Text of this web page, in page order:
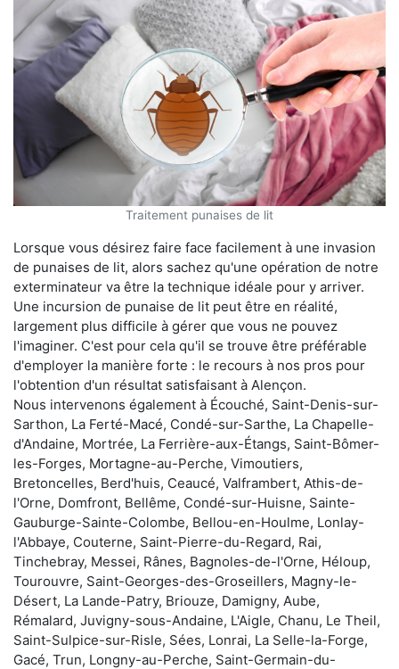
Traitement punaises de lit
Lorsque vous désirez faire face facilement à une invasion
de punaises de lit, alors sachez qu'une opération de notre
exterminateur va être la technique idéale pour y arriver.
Une incursion de punaise de lit peut être en réalité,
largement plus difficile à gérer que vous ne pouvez
l'imaginer. C'est pour cela qu'il se trouve être préférable
d'employer la manière forte : le recours à nos pros pour
l'obtention d'un résultat satisfaisant à Alençon.
Nous intervenons également à Écouché, Saint-Denis-sur-
Sarthon, La Ferté-Macé, Condé-sur-Sarthe, La Chapelle-
d'Andaine, Mortrée, La Ferrière-aux-Étangs, Saint-Bômer-
les-Forges, Mortagne-au-Perche, Vimoutiers,
Bretoncelles, Berd'huis, Ceaucé, Valframbert, Athis-de-
l'Orne, Domfront, Bellême, Condé-sur-Huisne, Sainte-
Gauburge-Sainte-Colombe, Bellou-en-Houlme, Lonlay-
l'Abbaye, Couterne, Saint-Pierre-du-Regard, Rai,
Tinchebray, Messei, Rânes, Bagnoles-de-l'Orne, Héloup,
Tourouvre, Saint-Georges-des-Groseillers, Magny-le-
Désert, La Lande-Patry, Briouze, Damigny, Aube,
Rémalard, Juvigny-sous-Andaine, L'Aigle, Chanu, Le Theil,
Saint-Sulpice-sur-Risle, Sées, Lonrai, La Selle-la-Forge,
Gacé, Trun, Longny-au-Perche, Saint-Germain-du-